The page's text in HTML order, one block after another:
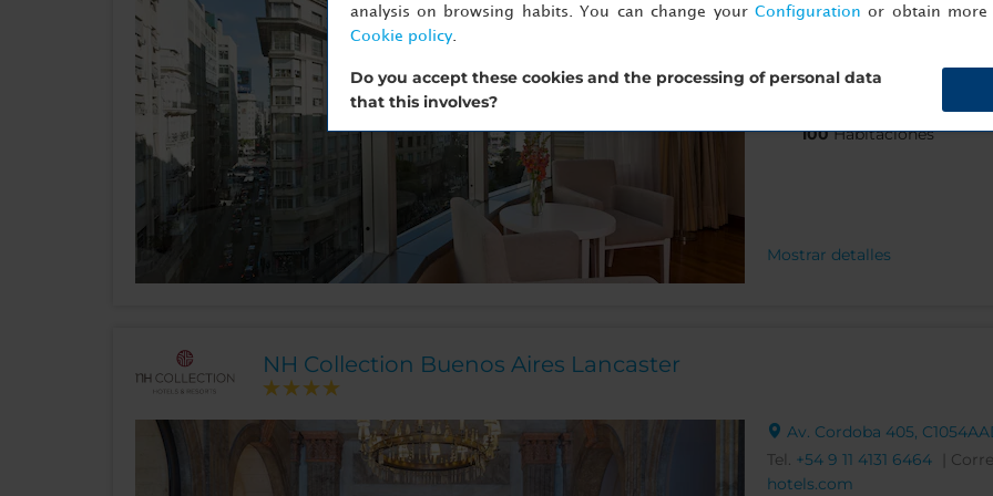
Tel.+54 11 4321 6700 |
100 Habitaciones
Mostrar detalles
NH Collection Buenos Aires Lancaster
Av. Cordoba 405,
Tel. +54 9 11 4131 6464 |
hotels.com
analysis on browsing habits. You can change your Configuration or obtain
Cookie policy.
Do you accept these cookies and the processing of personal data
that this involves?